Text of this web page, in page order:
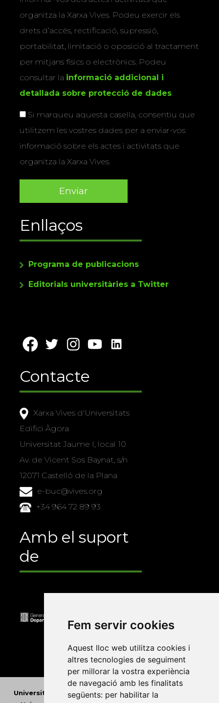
Fem servir cookies
Aquest lloc web utilitza cookies i
altres tecnologies de seguiment
per millorar la vostra experiència
de navegació amb les finalitats
següents: per habilitar la
organitza la Xarxa Vives. Podeu exercir els
drets d’accés, rectificació, supressió,
portabilitat, limitació o oposició al tractament
per mitjans físics o electrònics. Podeu
consultar la informació addicional i
detallada sobre protecció de dades.
Si marqueu aquesta casella, consentiu que
utilitzem les vostres dades per a enviar-vos
informació sobre els actes i activitats que
organitza la Xarxa Vives.
Enllaços
Programa de publicacions
Editorials universitàries a Twitter
Contacte
Xarxa Vives d'Universitats
Edifici Àgora
Universitat Jaume I, local 10
Av. de Vicent Sos Baynat, s/n
12071 Castelló de la Plana
e-buc@vives.org
+34 964 72 89 93
Amb el suport
de
Universitat Abat Oliba CEU•Universitat d'Alacant